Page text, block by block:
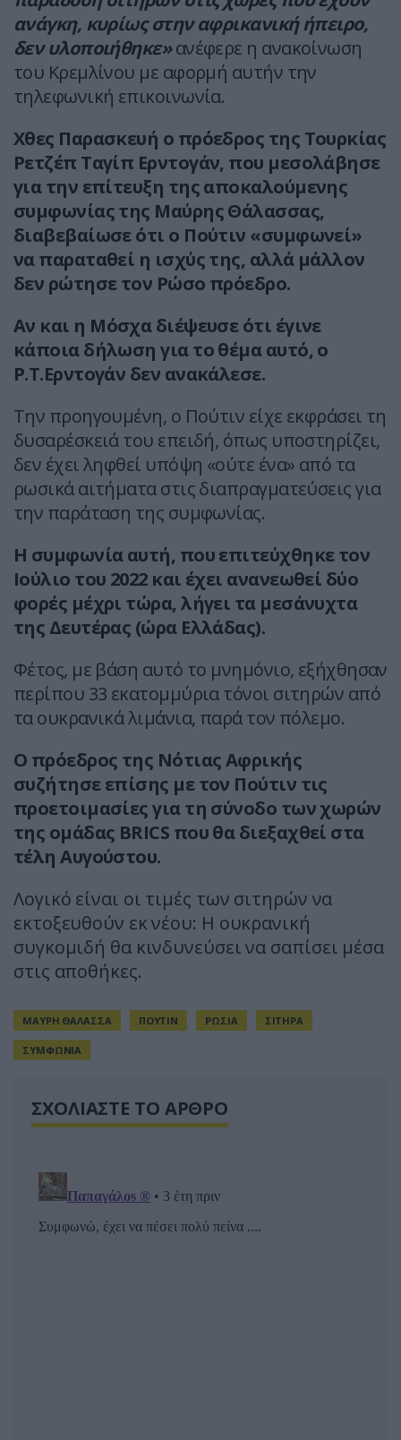
ανάγκη, κυρίως στην αφρικανική ήπειρο,
δεν υλοποιήθηκε» ανέφερε η ανακοίνωση
του Κρεμλίνου με αφορμή αυτήν την
τηλεφωνική επικοινωνία.
Χθες Παρασκευή ο πρόεδρος της Τουρκίας
Ρετζέπ Ταγίπ Ερντογάν, που μεσολάβησε
για την επίτευξη της αποκαλούμενης
συμφωνίας της Μαύρης Θάλασσας,
διαβεβαίωσε ότι ο Πούτιν «συμφωνεί»
να παραταθεί η ισχύς της, αλλά μάλλον
δεν ρώτησε τον Ρώσο πρόεδρο.
Αν και η Μόσχα διέψευσε ότι έγινε
κάποια δήλωση για το θέμα αυτό, ο
Ρ.Τ.Ερντογάν δεν ανακάλεσε.
Την προηγουμένη, ο Πούτιν είχε εκφράσει τη
δυσαρέσκειά του επειδή, όπως υποστηρίζει,
δεν έχει ληφθεί υπόψη «ούτε ένα» από τα
ρωσικά αιτήματα στις διαπραγματεύσεις για
την παράταση της συμφωνίας.
Η συμφωνία αυτή, που επιτεύχθηκε τον
Ιούλιο του 2022 και έχει ανανεωθεί δύο
φορές μέχρι τώρα, λήγει τα μεσάνυχτα
της Δευτέρας (ώρα Ελλάδας).
Φέτος, με βάση αυτό το μνημόνιο, εξήχθησαν
περίπου 33 εκατομμύρια τόνοι σιτηρών από
τα ουκρανικά λιμάνια, παρά τον πόλεμο.
Ο πρόεδρος της Νότιας Αφρικής
συζήτησε επίσης με τον Πούτιν τις
προετοιμασίες για τη σύνοδο των χωρών
της ομάδας BRICS που θα διεξαχθεί στα
τέλη Αυγούστου.
Λογικό είναι οι τιμές των σιτηρών να
εκτοξευθούν εκ νέου: Η ουκρανική
συγκομιδή θα κινδυνεύσει να σαπίσει μέσα
στις αποθήκες.
ΜΑΥΡΗ ΘΑΛΑΣΣΑ ΠΟΥΤΙΝ ΡΩΣΙΑ ΣΙΤΗΡΑ
ΣΥΜΦΩΝΙΑ
ΣΧΟΛΙΑΣΤΕ ΤΟ ΑΡΘΡΟ